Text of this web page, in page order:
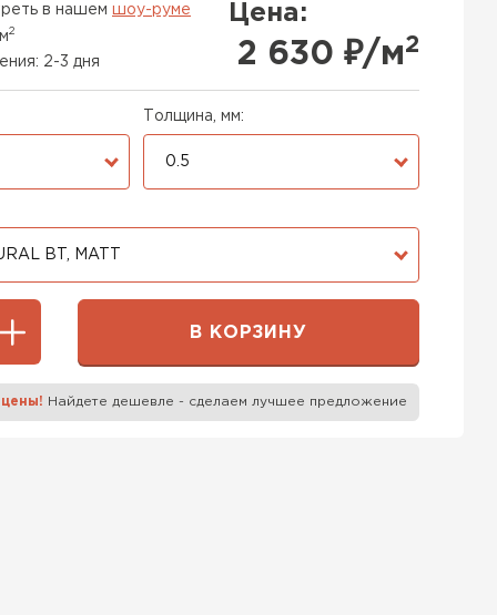
в нашем шоу-руме
2
2-3 дня
Цена:
2 630 ₽/м2
Толщина, мм:
0.5
BT, MATT
В КОРЗИНУ
Найдете дешевле - сделаем лучшее предложение